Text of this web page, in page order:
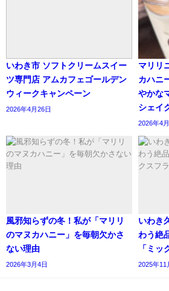
いわき市 ソフトクリームスイー
ツ専門店 アムカフェゴールデン
ウィークキャンペーン
2026年4月26日
マリリ
カハニ
やかな
シェイ
2026年4
風邪知らずの冬！私が「マリリ
のマヌカハニー」を毎朝欠かさ
ない理由
2026年3月4日
いわき
わう絶
「ミッ
2025年11